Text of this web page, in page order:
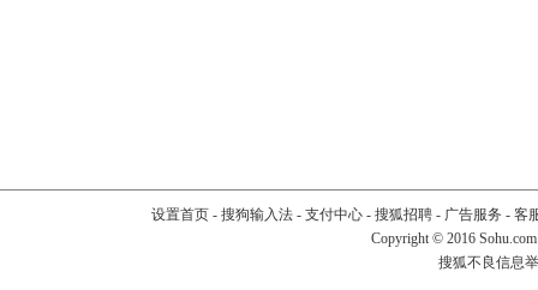
设置首页- 搜狗输入法- 支付中心- 搜狐招聘- 广告服务 - 客
Copyright © 2016
搜狐不良信息